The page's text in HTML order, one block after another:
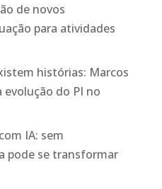
de novos
para atividades
histórias: Marcos
evolução do PI no
IA: sem
pode se transformar